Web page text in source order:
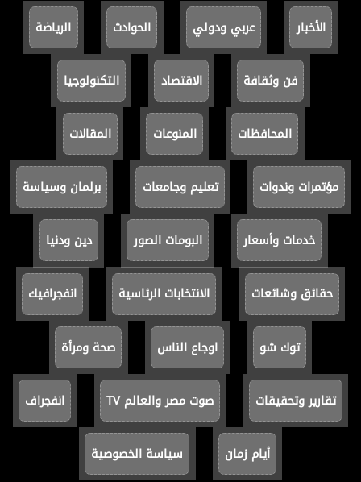
الأخبار عربي ودولي الحوادث الرياضة
فن وثقافة الاقتصاد التكنولوجيا
المحافظات المنوعات المقالات
مؤتمرات وندوات تعليم وجامعات برلمان وسياسة
خدمات وأسعار البومات الصور دين ودنيا
حقائق وشائعات الانتخابات الرئاسية انفجرافيك
توك شو اوجاع الناس صحة ومرأة
تقارير وتحقيقات صوت مصر والعالم TV انفجراف
أيام زمان سياسة الخصوصية